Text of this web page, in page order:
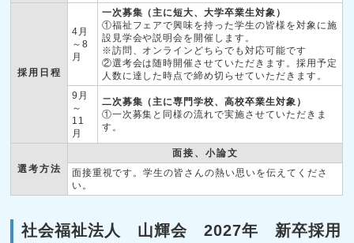
採用日程
4月
～8
月
一次募集（主に短大、大学卒業生対象）
①福祉フェアで興味を持った学生の皆様を対象に施
設見学会や説明会を開催します。
※訪問、オンラインどちらでも対応可能です
②選考会は随時開催させていただきます。採用予定
人数に達した時点で締め切らせていただきます。
9月
～
11
月
二次募集（主に専門学校、高校卒業生対象）
①一次募集と同様の流れで実施させていただきま
す。
選考方法
面接、小論文
面接重視です。学生の皆さんの熱い思いを伝えてくださ
い。
社会福祉法人 山輝会 2027年 新卒採用